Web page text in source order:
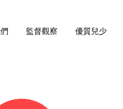
監督觀察 優質兒少